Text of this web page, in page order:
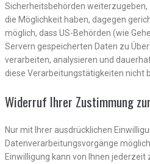
Sicherheitsbehörden
die Möglichkeit haben, dagegen
möglich, dass US-Behörden (wie
Servern gespeicherten Daten zu
verarbeiten, analysieren und
diese Verarbeitungstätigkeiten nicht
Widerruf Ihrer Zustimmung
Nur mit Ihrer ausdrücklichen
Datenverarbeitungsvorgänge
Einwilligung kann von Ihnen